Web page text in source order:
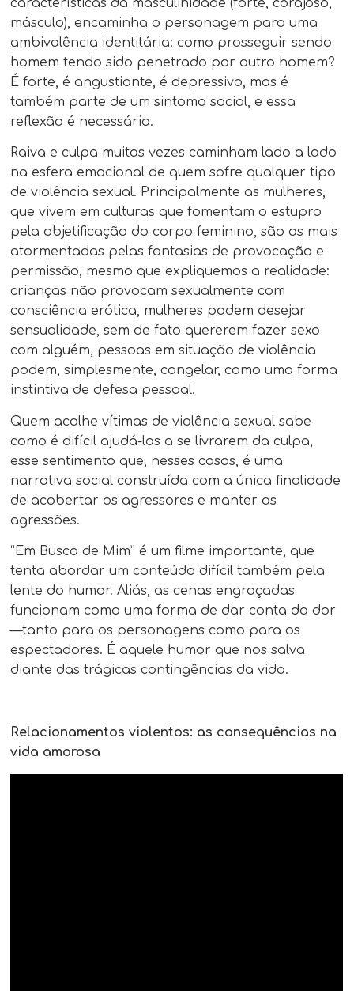
características da masculinidade (forte, corajoso,
másculo), encaminha o personagem para uma
ambivalência identitária: como prosseguir sendo
homem tendo sido penetrado por outro homem?
É forte, é angustiante, é depressivo, mas é
também parte de um sintoma social, e essa
reflexão é necessária.
Raiva e culpa muitas vezes caminham lado a lado
na esfera emocional de quem sofre qualquer tipo
de violência sexual. Principalmente as mulheres,
que vivem em culturas que fomentam o estupro
pela objetificação do corpo feminino, são as mais
atormentadas pelas fantasias de provocação e
permissão, mesmo que expliquemos a realidade:
crianças não provocam sexualmente com
consciência erótica, mulheres podem desejar
sensualidade, sem de fato quererem fazer sexo
com alguém, pessoas em situação de violência
podem, simplesmente, congelar, como uma forma
instintiva de defesa pessoal.
Quem acolhe vítimas de violência sexual sabe
como é difícil ajudá-las a se livrarem da culpa,
esse sentimento que, nesses casos, é uma
narrativa social construída com a única finalidade
de acobertar os agressores e manter as
agressões.
“Em Busca de Mim” é um filme importante, que
tenta abordar um conteúdo difícil também pela
lente do humor. Aliás, as cenas engraçadas
funcionam como uma forma de dar conta da dor
—tanto para os personagens como para os
espectadores. É aquele humor que nos salva
diante das trágicas contingências da vida.
Relacionamentos violentos: as consequências na
vida amorosa